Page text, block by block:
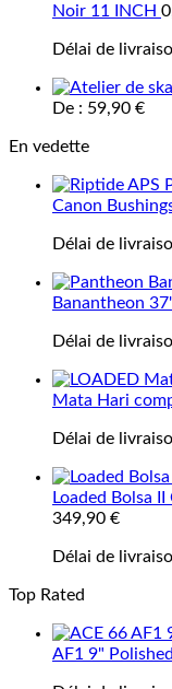
Noir 11 INCH
Délai de
De : 59,90 €
En vedette
Canon
Délai de
Banantheon
Délai de
Mata Hari
Délai de
Loaded Bolsa
349,90 €
Délai de
Top Rated
AF1 9"